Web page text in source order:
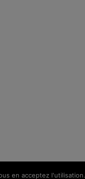
en acceptez l'utilisation.